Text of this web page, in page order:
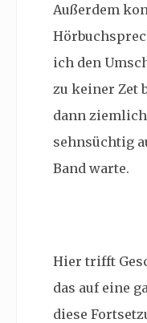
Außerdem
ich den
zu keiner Zet
dann
sehnsüchtig
Band warte.
Hier trifft
das auf eine
diese